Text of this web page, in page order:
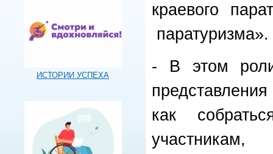
ИСТОРИИ УСПЕХА
краевого
паратуризма».
- В этом
как
участникам,